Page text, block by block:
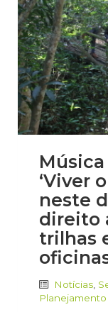
‘Viver
neste
direito
trilhas
Notícias